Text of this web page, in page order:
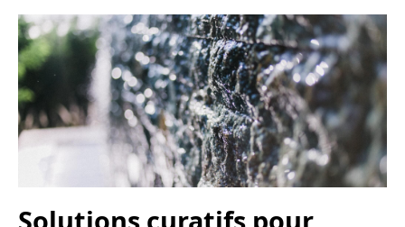
Solutions curatifs pour